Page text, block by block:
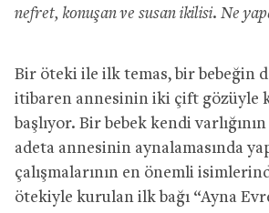
nefret, konuşan ve susan ikilisi. Ne
Bir öteki ile ilk temas, bir bebeğin
itibaren annesinin iki çift gözüyle
başlıyor. Bir bebek kendi varlığının
adeta annesinin aynalamasında
çalışmalarının en önemli
ötekiyle kurulan ilk bağı “Ayna